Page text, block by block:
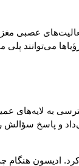
عصبی
می‌توانند پلی
به لایه‌های
سال ۱۹۲۱ رؤیایی دید که آزمایشی
می‌کرد. ادیسون